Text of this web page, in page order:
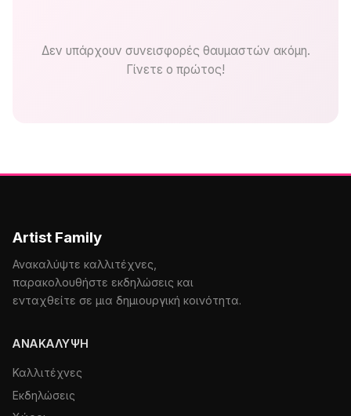
Δεν υπάρχουν συνεισφορές θαυμαστών ακόμη.
Γίνετε ο πρώτος!
Artist Family
Ανακαλύψτε καλλιτέχνες,
παρακολουθήστε εκδηλώσεις και
ενταχθείτε σε μια δημιουργική κοινότητα.
ΑΝΑΚΆΛΥΨΗ
Καλλιτέχνες
Εκδηλώσεις